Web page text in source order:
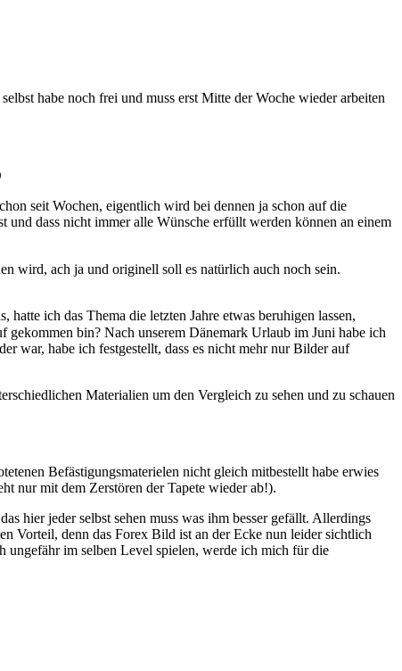
habe noch frei und muss erst Mitte der Woche wieder arbeiten
seit Wochen, eigentlich wird bei dennen ja schon auf die
und dass nicht immer alle Wünsche erfüllt werden können an einem
wird, ach ja und originell soll es natürlich auch noch sein.
ich das Thema die letzten Jahre etwas beruhigen lassen,
bin? Nach unserem Dänemark Urlaub im Juni habe ich
war, habe ich festgestellt, dass es nicht mehr nur Bilder auf
Materialien um den Vergleich zu sehen und zu schauen
Befästigungsmaterielen nicht gleich mitbestellt habe erwies
nur mit dem Zerstören der Tapete wieder ab!).
hier jeder selbst sehen muss was ihm besser gefällt. Allerdings
Vorteil, denn das Forex Bild ist an der Ecke nun leider sichtlich
ungefähr im selben Level spielen, werde ich mich für die